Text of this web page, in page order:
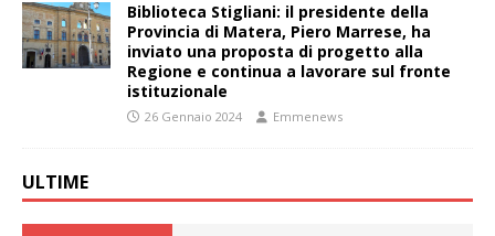
Biblioteca Stigliani: il presidente della
Provincia di Matera, Piero Marrese, ha
inviato una proposta di progetto alla
Regione e continua a lavorare sul fronte
istituzionale
26 Gennaio 2024 Emmenews
ULTIME